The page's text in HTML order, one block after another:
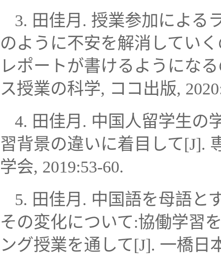
3. 田佳月 . 授業参加による
のように不安を解消してい
レポートが書けるようにな
ス授業の科学, ココ出版,
4. 田佳月 . 中国人留学生の
習背景の違いに着目して[J].
学会, 2019:53-60.
5. 田佳月 . 中国語を母語と
その変化について:協働学習
ング授業を通して[J]. 一橋日